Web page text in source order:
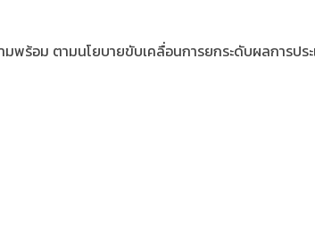
พร้อม ตามนโยบายขับเคลื่อนการยกระดับผลการปร